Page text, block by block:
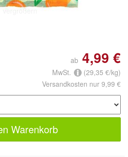
vergrößern
ab 4,99 €
MwSt.
(29,35 €/kg)
Versandkosten nur 9,99 €
Warenkorb